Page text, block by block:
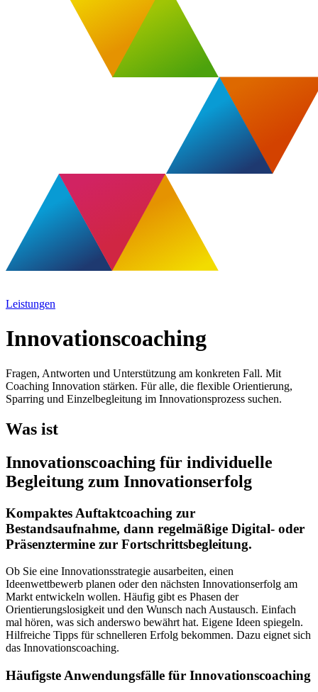
Leistungen
Innovationscoaching
Fragen, Antworten und Unterstützung am konkreten Fall. Mit
Coaching Innovation stärken. Für alle, die flexible Orientierung,
Sparring und Einzelbegleitung im Innovationsprozess suchen.
Was ist
Innovationscoaching für individuelle
Begleitung zum Innovationserfolg
Kompaktes Auftaktcoaching zur
Bestandsaufnahme, dann regelmäßige Digital- oder
Präsenztermine zur Fortschrittsbegleitung.
Ob Sie eine Innovationsstrategie ausarbeiten, einen
Ideenwettbewerb planen oder den nächsten Innovationserfolg am
Markt entwickeln wollen. Häufig gibt es Phasen der
Orientierungslosigkeit und den Wunsch nach Austausch. Einfach
mal hören, was sich anderswo bewährt hat. Eigene Ideen spiegeln.
Hilfreiche Tipps für schnelleren Erfolg bekommen. Dazu eignet sich
das Innovationscoaching.
Häufigste Anwendungsfälle für Innovationscoaching